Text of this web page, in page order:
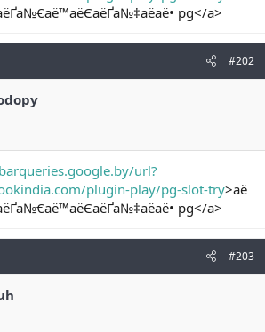
pg</a>
#202
url?
plugin-play/pg-slot-try>аё
pg</a>
#203